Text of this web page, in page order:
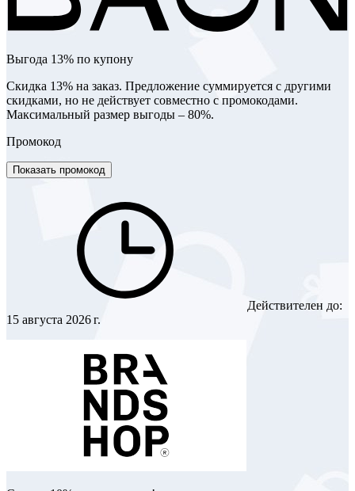
Выгода 13% по купону
Скидка 13% на заказ. Предложение суммируется с другими
скидками, но не действует совместно с промокодами.
Максимальный размер выгоды – 80%.
Промокод
Показать промокод
Действителен до:
15 августа 2026 г.